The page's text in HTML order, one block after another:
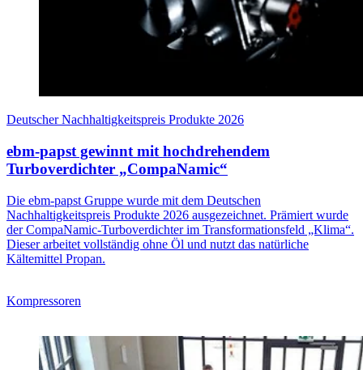
Deutscher Nachhaltigkeitspreis Produkte 2026
ebm-papst gewinnt mit hochdrehendem
Turboverdichter „CompaNamic“
Die ebm-papst Gruppe wurde mit dem Deutschen
Nachhaltigkeitspreis Produkte 2026 ausgezeichnet. Prämiert wurde
der CompaNamic-Turboverdichter im Transformationsfeld „Klima“.
Dieser arbeitet vollständig ohne Öl und nutzt das natürliche
Kältemittel Propan.
Kompressoren